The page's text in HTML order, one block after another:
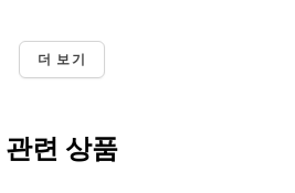
더 보기
관련 상품